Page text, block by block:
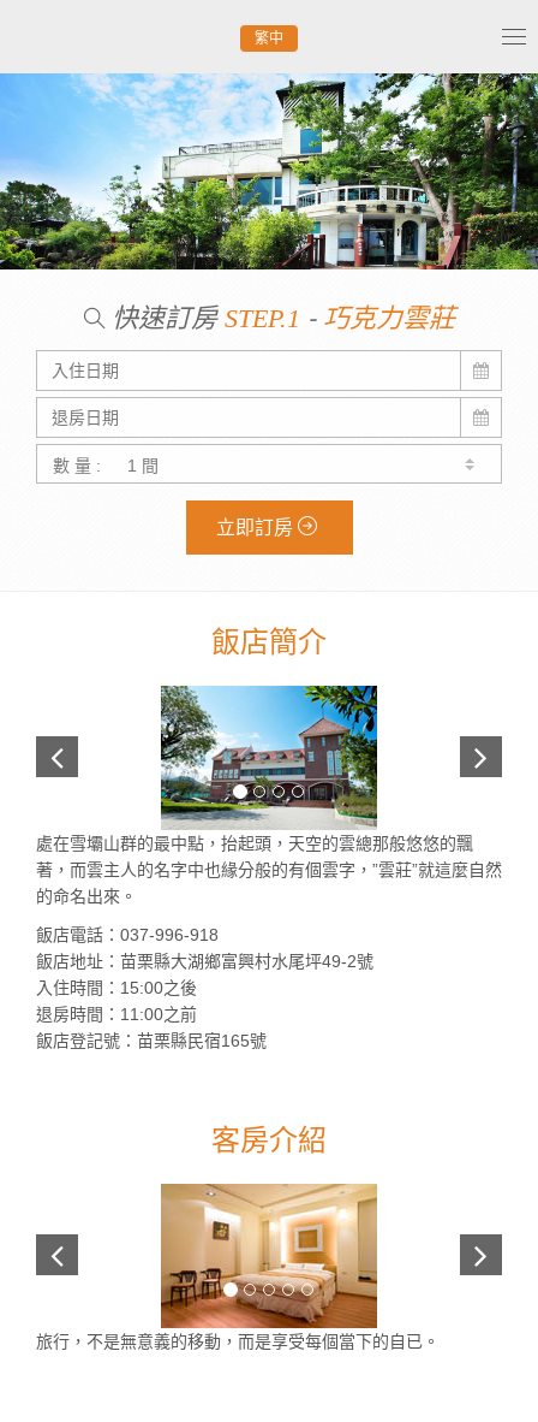
繁中
快速訂房 STEP.1 - 巧克力雲莊
數 量 :
立即訂房
飯店簡介
處在雪壩山群的最中點，抬起頭，天空的雲總那般悠悠的飄
著，而雲主人的名字中也緣分般的有個雲字，”雲莊”就這麼自然
的命名出來。
飯店電話：037-996-918
飯店地址：苗栗縣大湖鄉富興村水尾坪49-2號
入住時間：15:00之後
退房時間：11:00之前
飯店登記號：苗栗縣民宿165號
客房介紹
旅行，不是無意義的移動，而是享受每個當下的自已。